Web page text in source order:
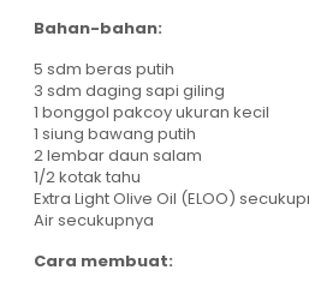
Bahan-bahan:
5 sdm beras putih
3 sdm daging sapi giling
1 bonggol pakcoy ukuran kecil
1 siung bawang putih
2 lembar daun salam
1/2 kotak tahu
Extra Light Olive Oil (ELOO)
Air secukupnya
Cara membuat: